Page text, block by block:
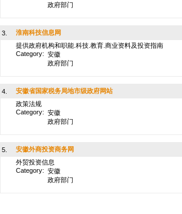
政府部门
3.
淮南科技信息网
提供政府机构和职能.科技.教育.商业资料及投资指南
Category: 安徽
政府部门
4.
安徽省国家税务局地市级政府网站
政策法规
Category: 安徽
政府部门
5.
安徽外商投资商务网
外贸投资信息
Category: 安徽
政府部门